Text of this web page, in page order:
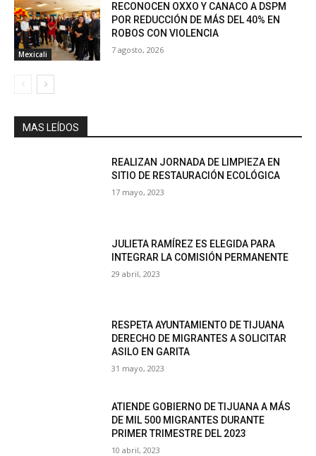
Mexicali
RECONOCEN OXXO Y CANACO A DSPM
POR REDUCCIÓN DE MÁS DEL 40% EN
ROBOS CON VIOLENCIA
7 agosto, 2026
MAS LEÍDOS
REALIZAN JORNADA DE LIMPIEZA EN
SITIO DE RESTAURACIÓN ECOLÓGICA
17 mayo, 2023
JULIETA RAMÍREZ ES ELEGIDA PARA
INTEGRAR LA COMISIÓN PERMANENTE
29 abril, 2023
RESPETA AYUNTAMIENTO DE TIJUANA
DERECHO DE MIGRANTES A SOLICITAR
ASILO EN GARITA
31 mayo, 2023
ATIENDE GOBIERNO DE TIJUANA A MÁS
DE MIL 500 MIGRANTES DURANTE
PRIMER TRIMESTRE DEL 2023
10 abril, 2023